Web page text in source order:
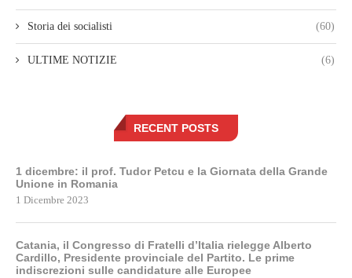
Storia dei socialisti (60)
ULTIME NOTIZIE (6)
RECENT POSTS
1 dicembre: il prof. Tudor Petcu e la Giornata della Grande
Unione in Romania
1 Dicembre 2023
Catania, il Congresso di Fratelli d’Italia rielegge Alberto
Cardillo, Presidente provinciale del Partito. Le prime
indiscrezioni sulle candidature alle Europee